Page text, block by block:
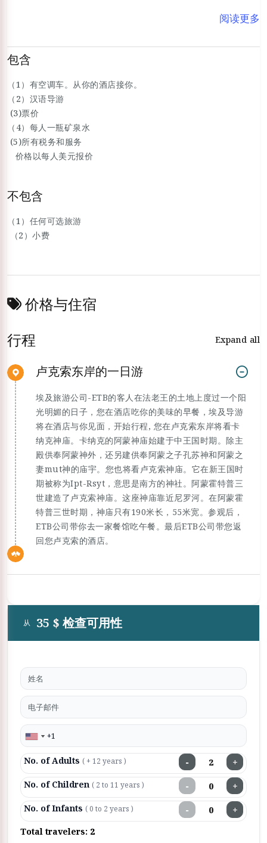
阅读更多
包含
（1）有空调车。从你的酒店接你。
（2）汉语导游
(3)票价
（4）每人一瓶矿泉水
(5)所有税务和服务
价格以每人美元报价
不包含
（1）任何可选旅游
（2）小费
价格与住宿
行程
Expand all
卢克索东岸的一日游
埃及旅游公司-ETB的客人在法老王的土地上度过一个阳
光明媚的日子，您在酒店吃你的美味的早餐，埃及导游
将在酒店与你见面，开始行程, 您在卢克索东岸将看卡
纳克神庙。卡纳克的阿蒙神庙始建于中王国时期。除主
殿供奉阿蒙神外，还另建供奉阿蒙之子孔苏神和阿蒙之
妻mut神的庙宇。您也将看卢克索神庙。它在新王国时
期被称为Ipt-Rsyt，意思是南方的神社。阿蒙霍特普三
世建造了卢克索神庙。这座神庙靠近尼罗河。在阿蒙霍
特普三世时期，神庙只有190米长，55米宽。参观后，
ETB公司带你去一家餐馆吃午餐。最后ETB公司带您返
回您卢克索的酒店。
从 35 $ 检查可用性
No. of Adults ( + 12 years ) − +
No. of Children ( 2 to 11 years ) − +
No. of Infants ( 0 to 2 years ) − +
Total travelers: 2